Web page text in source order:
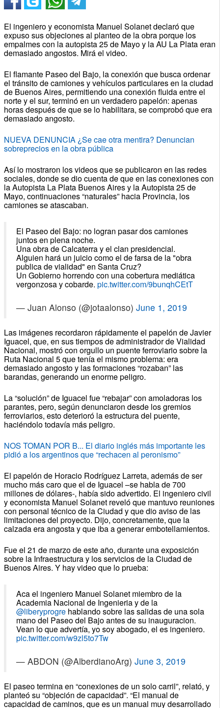
El ingeniero y economista Manuel Solanet declaró que
expuso sus objeciones al planteo de la obra porque los
empalmes con la autopista 25 de Mayo y la AU La Plata eran
demasiado angostos. Mirá el video.
El flamante Paseo del Bajo, la conexión que busca ordenar
el tránsito de camiones y vehículos particulares en la ciudad
de Buenos Aires, permitiendo una conexión fluida entre el
norte y el sur, terminó en un verdadero papelón: apenas
horas después de que se lo habilitara, se comprobó que era
demasiado angosto.
NUEVA DENUNCIA ¿Se cae otra mentira? Denuncian
sobreprecios en la obra pública
Así lo mostraron los videos que se publicaron en las redes
sociales, donde se dio cuenta de que en las conexiones con
la Autopista La Plata Buenos Aires y la Autopista 25 de
Mayo, continuaciones “naturales” hacia Provincia, los
camiones se atascaban.
El Paseo del Bajo: no logran pasar dos camiones
juntos en plena noche.
Una obra de Calcaterra y el clan presidencial.
Alguien hará un juicio como el de farsa de la "obra
publica de vialidad" en Santa Cruz?
Un Gobierno horrendo con una cobertura mediática
vergonzosa y cobarde. pic.twitter.com/9bunqhCEtT
— Juan Alonso (@jotaalonso) June 1, 2019
Las imágenes recordaron rápidamente el papelón de Javier
Iguacel, que, en sus tiempos de administrador de Vialidad
Nacional, mostró con orgullo un puente ferroviario sobre la
Ruta Nacional 5 que tenía el mismo problema: era
demasiado angosto y las formaciones “rozaban” las
barandas, generando un enorme peligro.
La “solución” de Iguacel fue “rebajar” con amoladoras los
parantes, pero, según denunciaron desde los gremios
ferroviarios, esto deterioró la estructura del puente,
haciéndolo todavía más peligro.
NOS TOMAN POR B... El diario inglés más importante les
pidió a los argentinos que “rechacen al peronismo”
El papelón de Horacio Rodríguez Larreta, además de ser
mucho más caro que el de Iguacel –se habla de 700
millones de dólares-, había sido advertido. El ingeniero civil
y economista Manuel Solanet reveló que mantuvo reuniones
con personal técnico de la Ciudad y que dio aviso de las
limitaciones del proyecto. Dijo, concretamente, que la
calzada era angosta y que iba a generar embotellamientos.
Fue el 21 de marzo de este año, durante una exposición
sobre la Infraestructura y los servicios de la Ciudad de
Buenos Aires. Y hay video que lo prueba:
Aca el ingeniero Manuel Solanet miembro de la
Academia Nacional de Ingenieria y de la
@liberyprogrehablando sobre las salidas de una sola
mano del Paseo del Bajo antes de su inauguracion.
Vean lo que advertía, yo soy abogado, el es ingeniero.
pic.twitter.com/w9zl5to7Tw
— ABDON (@AlberdianoArg) June 3, 2019
El paseo termina en “conexiones de un solo carril”, relató, y
planteó su “objeción de capacidad”. “El manual de
capacidad de caminos, que es un manual muy desarrollado